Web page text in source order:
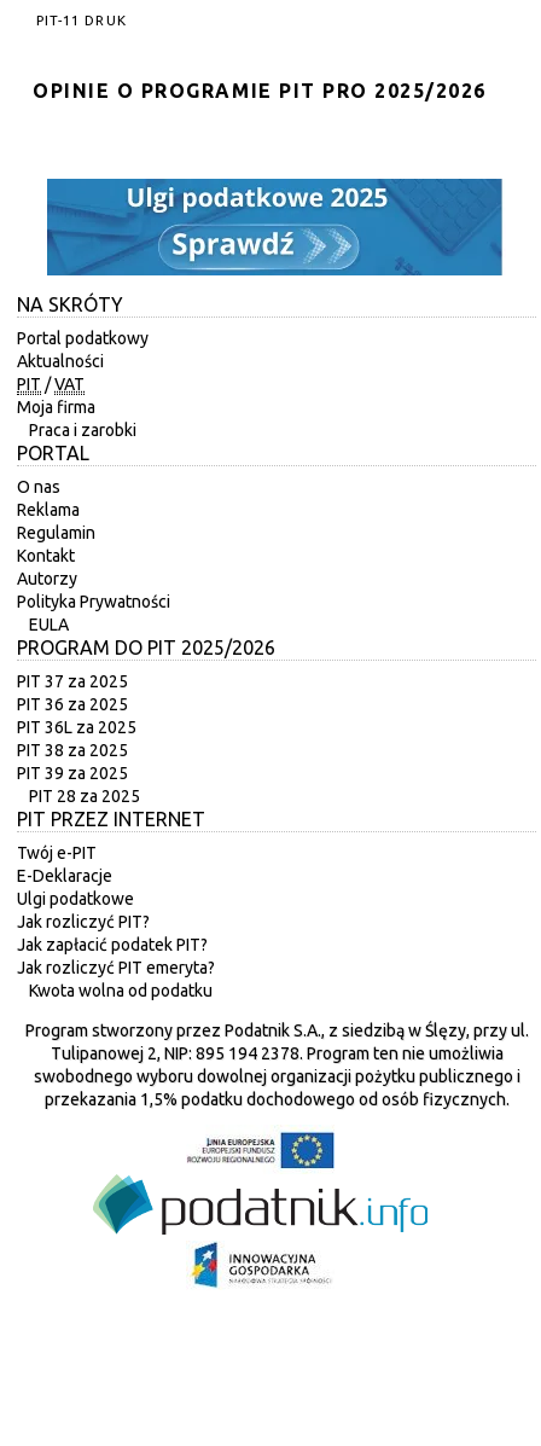
PIT-11 DRUK
OPINIE O PROGRAMIE PIT PRO 2025/2026
NA SKRÓTY
Portal podatkowy
Aktualności
PIT /VAT
Moja firma
Praca i zarobki
PORTAL
O nas
Reklama
Regulamin
Kontakt
Autorzy
Polityka Prywatności
EULA
PROGRAM DO PIT 2025/2026
PIT 37 za 2025
PIT 36 za 2025
PIT 36L za 2025
PIT 38 za 2025
PIT 39 za 2025
PIT 28 za 2025
PIT PRZEZ INTERNET
Twój e-PIT
E-Deklaracje
Ulgi podatkowe
Jak rozliczyć PIT?
Jak zapłacić podatek PIT?
Jak rozliczyć PIT emeryta?
Kwota wolna od podatku
Program stworzony przez Podatnik S.A., z siedzibą w Ślęzy, przy ul.
Tulipanowej 2, NIP: 895 194 2378. Program ten nie umożliwia
swobodnego wyboru dowolnej organizacji pożytku publicznego i
przekazania 1,5% podatku dochodowego od osób fizycznych.